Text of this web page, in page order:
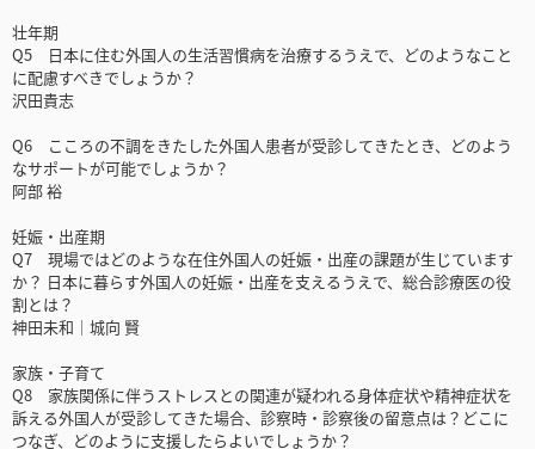
壮年期
Q5 日本に住む外国人の生活習慣病を治療するうえで、どのようなこと
に配慮すべきでしょうか？
沢田貴志
Q6 こころの不調をきたした外国人患者が受診してきたとき、どのよう
なサポートが可能でしょうか？
阿部 裕
妊娠・出産期
Q7 現場ではどのような在住外国人の妊娠・出産の課題が生じています
か？ 日本に暮らす外国人の妊娠・出産を支えるうえで、総合診療医の役
割とは？
神田未和｜城向 賢
家族・子育て
Q8 家族関係に伴うストレスとの関連が疑われる身体症状や精神症状を
訴える外国人が受診してきた場合、診察時・診察後の留意点は？どこに
つなぎ、どのように支援したらよいでしょうか？